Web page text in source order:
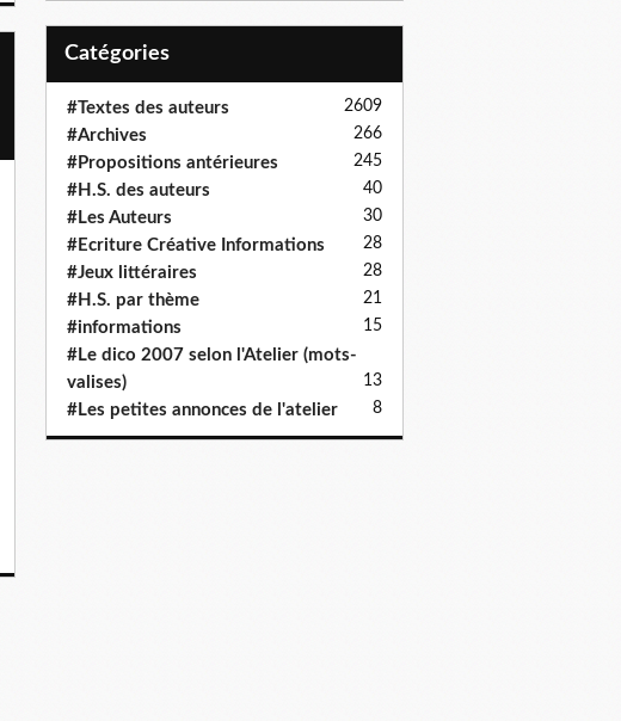
Catégories
#Textes des auteurs 2609
#Archives 266
#Propositions antérieures 245
#H.S. des auteurs 40
#Les Auteurs 30
#Ecriture Créative Informations 28
#Jeux littéraires 28
#H.S. par thème 21
#informations 15
#Le dico 2007 selon l'Atelier (mots-
valises)
13
#Les petites annonces de l'atelier 8